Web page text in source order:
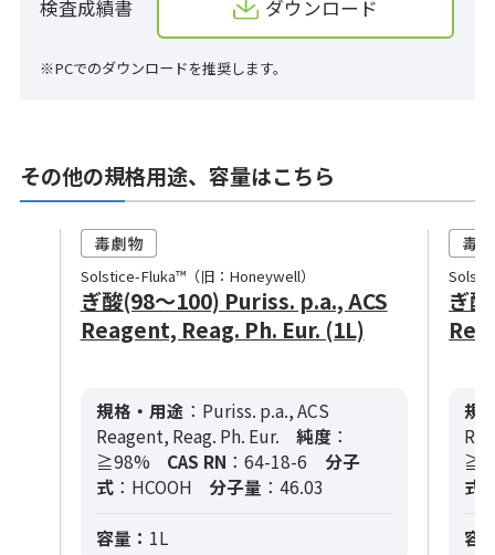
検査成績書 ダウンロード
※PCでのダウンロードを推奨します。
その他の規格用途、容量はこちら
Solstice-Fluka™（旧：Honeywell）
ぎ酸(98～100) Puriss. p.a., ACS
Reagent, Reag. Ph. Eur. (1L)
規格・用途 ：Puriss. p.a., ACS
Reagent, Reag. Ph. Eur.
純度 ：
≧98%
CAS RN ：64-18-6
分子
式：HCOOH 分子量 ：46.03
容量： 1L
ぎ
規
式
容